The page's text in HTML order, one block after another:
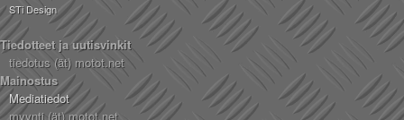
STi Design
Tiedotteet ja uutisvinkit
tiedotus (ät) motot.net
Mainostus
Mediatiedot
myynti (ät) motot.net